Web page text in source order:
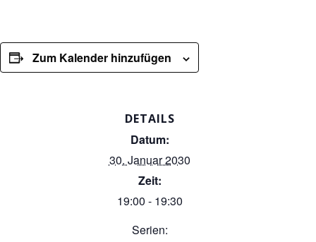
Zum Kalender hinzufügen
DETAILS
Datum:
30. Januar 2030
Zeit:
19:00 - 19:30
Serien: